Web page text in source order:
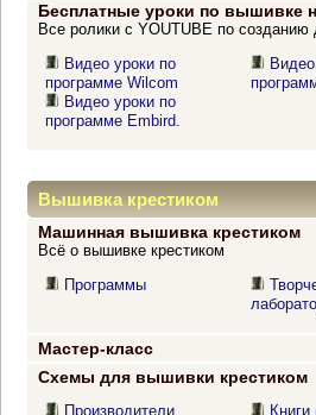
Бесплатные уроки по вышивке
Все ролики с YOUTUBE по созданию
Видео уроки по
программе Wilcom
Видео уроки по
программе Embird.
Вышивка крестиком
Машинная вышивка крестиком
Всё о вышивке крестиком
Программы
Мастер-класс
Схемы для вышивки крестиком
Производители